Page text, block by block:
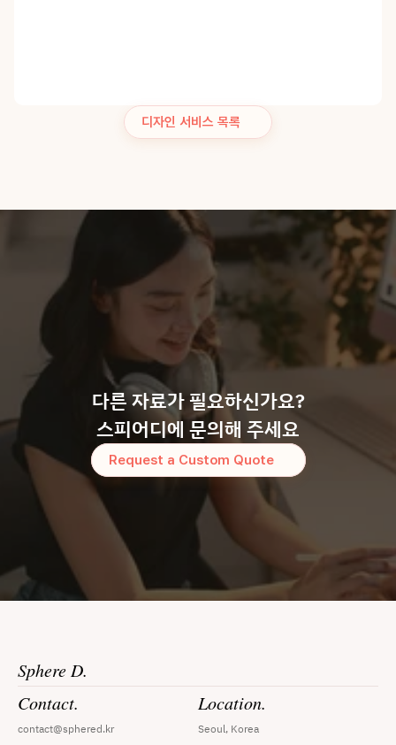
디자인 서비스 목록
다른 자료가 필요하신가요?
스피어디에 문의해 주세요
Request a Custom Quote
Sphere D.
Contact.
contact@sphered.kr
Location.
Seoul, Korea